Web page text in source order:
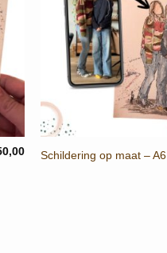
+
Schildering op maat – A6